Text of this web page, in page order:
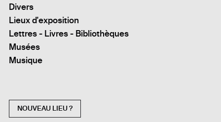
Divers
Lieux d'exposition
Lettres - Livres - Bibliothèques
Musées
Musique
NOUVEAU LIEU ?